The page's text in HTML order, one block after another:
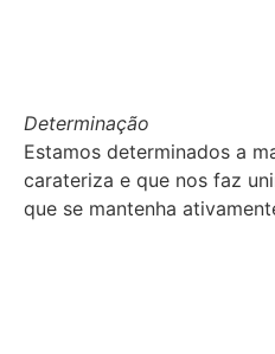
Determinação
Estamos determinados a
carateriza e que nos faz
que se mantenha